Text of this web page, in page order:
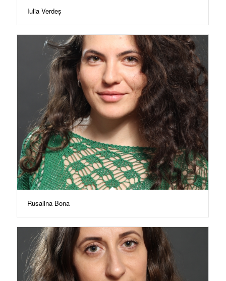
Iulia Verdeș
Rusalina Bona